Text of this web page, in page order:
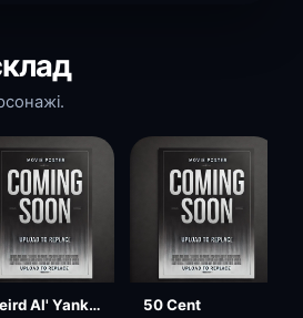
'Weird Al' Yankovic 50 Cent